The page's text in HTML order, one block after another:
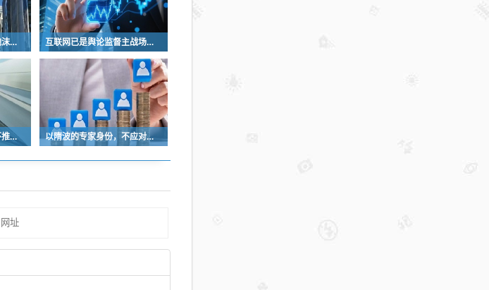
建议迅速逃离美股美债泡沫，AI正加速而非延缓其泡沫破裂 互联网已是舆论监督主战场，让我们用这五点珍惜它
深圳某公司出于人文关怀推出内部托管，结果无孩单身员工举报了，核心理由有两个 以隋波的专家身份，不应对没统一标准的口味指手画脚，依仗专家身份欺负一线厨师